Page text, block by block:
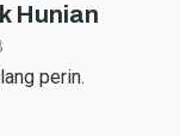
Hunian
perin.